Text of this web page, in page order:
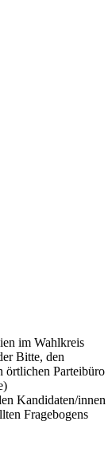
im Wahlkreis
Bitte, den
örtlichen Parteibüro
Kandidaten/innen
Fragebogens